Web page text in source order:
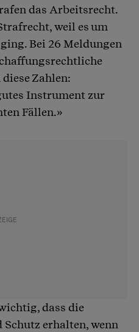
das Arbeitsrecht.
weil es um
Bei 26 Meldungen
Zahlen:
Instrument zur
Fällen.»
dass die
erhalten, wenn